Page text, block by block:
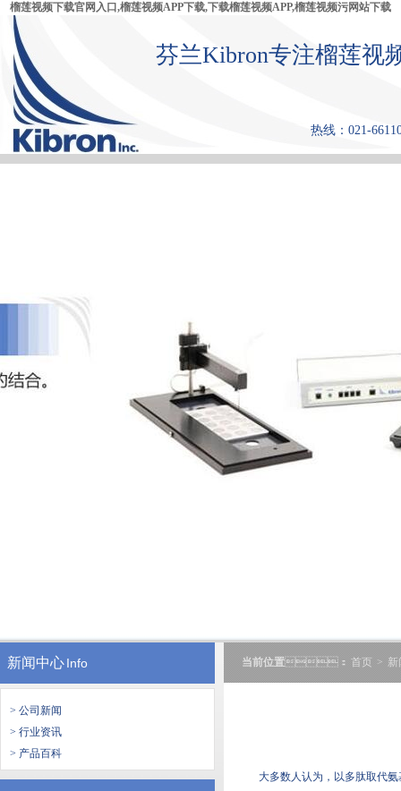
榴莲视频下载官网入口,榴莲视频APP下载,下载榴莲视频APP,榴莲视频污网站下载
芬兰Kibron专注榴莲视
热线：021-
首 页 产品中心 张力仪
新闻中心Info
> 公司新闻
> 行业资讯
> 产品百科
当前位置： 首页 > 新
大多数人认为，以多肽取代氨